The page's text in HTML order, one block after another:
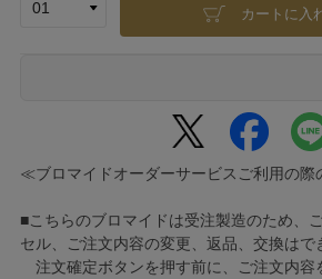
カートに入
≪ブロマイドオーダーサービスご利用の
■こちらのブロマイドは受注製造のため、
セル、ご注文内容の変更、返品、交換はで
注文確定ボタンを押す前に、ご注文内容